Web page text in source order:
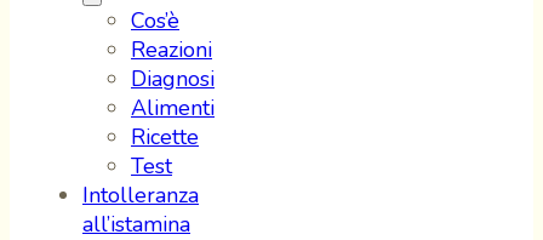
Cos’è
Reazioni
Diagnosi
Alimenti
Ricette
Test
Intolleranza
all’istamina